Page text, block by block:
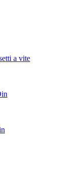
a vite